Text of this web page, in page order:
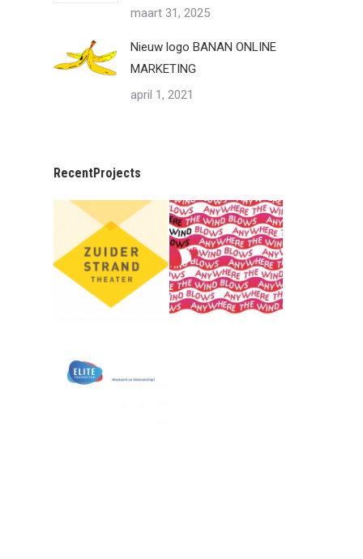
maart 31, 2025
Nieuw logo BANAN ONLINE
MARKETING
april 1, 2021
RecentProjects